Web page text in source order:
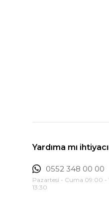
Yardıma mı
0552 348 00 00
Pazartesi - Cuma 09:00 -
13:30